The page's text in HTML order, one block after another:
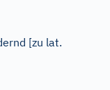
[zu lat.